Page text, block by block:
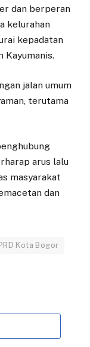
dan berperan
kelurahan
kepadatan
Kayumanis.
jalan umum
terutama
arus lalu
masyarakat
dan
Kota Bogor